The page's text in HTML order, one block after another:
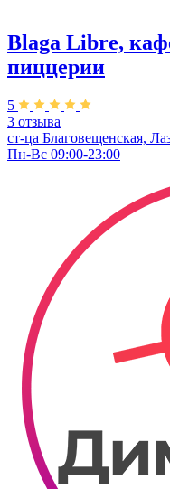
Blaga Libre,
пиццерии
5
3 отзыва
ст-ца Благовещенская,
Пн-Вс 09:00-23:00